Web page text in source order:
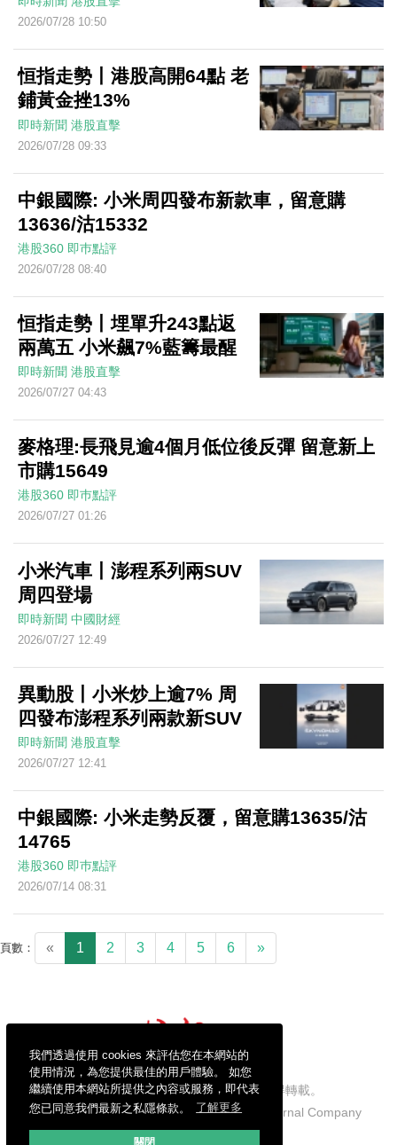
我們透過使用 cookies 來評估您在本網站的
使用情況，為您提供最佳的用戶體驗。 如您
繼續使用本網站所提供之內容或服務，即代表
您已同意我們最新之私隱條款。
了解更多
關閉
2026/07/28 10:50
恒指走勢丨港股高開64點 老
鋪黃金挫13%
即時新聞 港股直擊
2026/07/28 09:33
中銀國際: 小米周四發布新款車，留意購
13636/沽15332
港股360 即巿點評
2026/07/28 08:40
恒指走勢丨埋單升243點返
兩萬五 小米飆7%藍籌最醒
即時新聞 港股直擊
2026/07/27 04:43
麥格理:長飛見逾4個月低位後反彈 留意新上
市購15649
港股360 即巿點評
2026/07/27 01:26
小米汽車丨澎程系列兩SUV
周四登場
即時新聞 中國財經
2026/07/27 12:49
異動股丨小米炒上逾7% 周
四發布澎程系列兩款新SUV
即時新聞 港股直擊
2026/07/27 12:41
中銀國際: 小米走勢反覆，留意購13635/沽
14765
港股360 即巿點評
2026/07/14 08:31
頁數： « 1 2 3 4 5 6 »
信報財經新聞有限公司版權所有，不得轉載。
Copyright © 2026 Hong Kong Economic Journal Company
Limited. All rights reserved.